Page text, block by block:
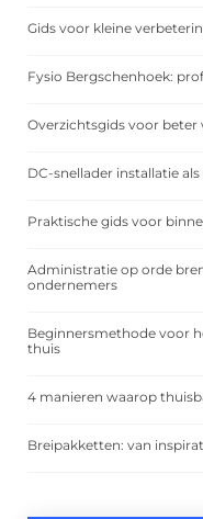
Gids voor kleine
Fysio Bergschenhoek:
Overzichtsgids voor
DC-snellader installatie
Praktische gids voor
Administratie op orde
ondernemers
Beginnersmethode voor
thuis
4 manieren waarop
Breipakketten: van